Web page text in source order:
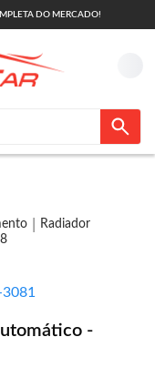
DO MERCADO!
Radiador
-